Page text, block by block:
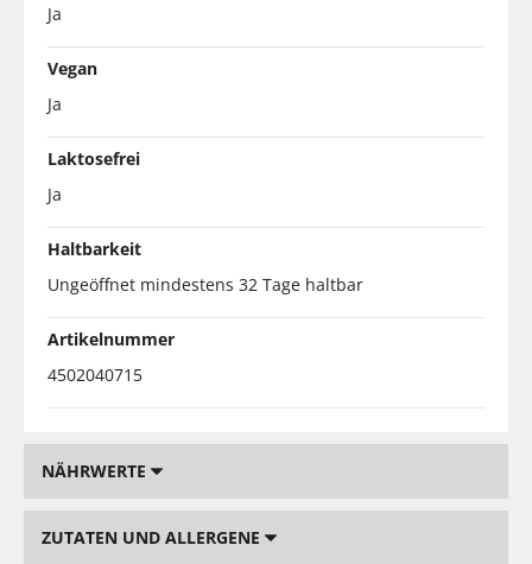
Ja
Vegan
Ja
Laktosefrei
Ja
Haltbarkeit
Ungeöffnet mindestens 32 Tage haltbar
Artikelnummer
4502040715
NÄHRWERTE
ZUTATEN UND ALLERGENE